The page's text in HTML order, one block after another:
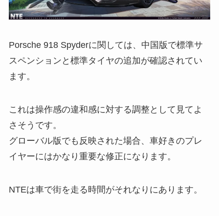
Porsche 918 Spyderに関しては、中国版で標準サ
スペンションと標準タイヤの追加が確認されてい
ます。
これは操作感の違和感に対する調整として見てよ
さそうです。
グローバル版でも反映された場合、車好きのプレ
イヤーにはかなり重要な修正になります。
NTEは車で街を走る時間がそれなりにあります。